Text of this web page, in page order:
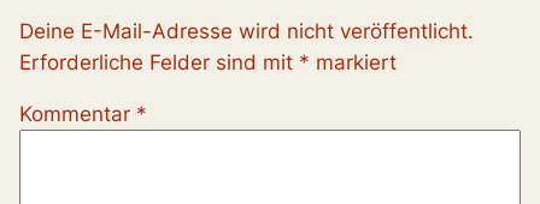
Deine E-Mail-Adresse wird nicht veröffentlicht.
Erforderliche Felder sind mit * markiert
Kommentar *